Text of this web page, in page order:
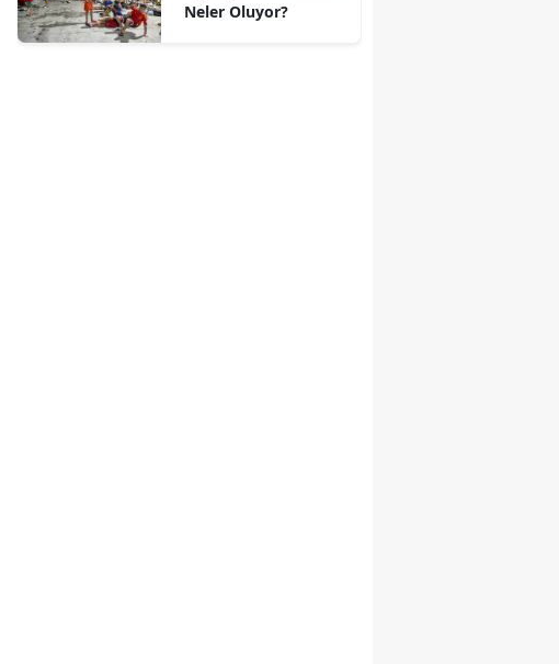
Neler Oluyor?